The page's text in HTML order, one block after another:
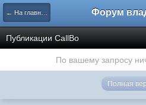
← На главную
Публикации CallBo
По вашему запросу
Полная